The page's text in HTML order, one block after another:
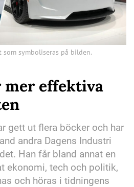
symboliseras på bilden.
mer effektiva
gett ut flera böcker och har
andra Dagens Industri
Han får bland annat en
ekonomi, tech och politik,
och höras i tidningens